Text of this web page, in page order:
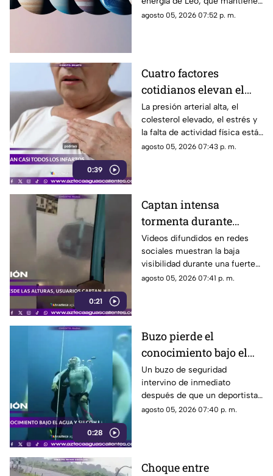
el enfoque en la creatividad, la
agosto 05, 2026 07:52 p. m.
0:39
Cuatro factores
cotidianos elevan el
riesgo de infarto
La presión arterial alta, el
colesterol elevado, el estrés y
la falta de actividad física están
entre los principales factores
agosto 05, 2026 07:43 p. m.
0:21
Captan intensa
tormenta durante
recorrido del Cablebús
en CDMX
Videos difundidos en redes
sociales muestran la baja
visibilidad durante una fuerte
lluvia registrada en la Ciudad
agosto 05, 2026 07:41 p. m.
0:28
Buzo pierde el
conocimiento bajo el
agua y es rescatado a
tiempo
Un buzo de seguridad
intervino de inmediato
después de que un deportista
perdiera el conocimiento
agosto 05, 2026 07:40 p. m.
Choque entre